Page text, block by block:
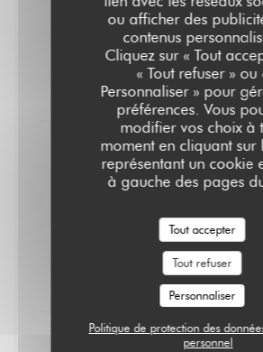
ou afficher des
contenus
Cliquez sur « Tout
« Tout refuser » ou
Personnaliser » pour
préférences. Vous
modifier vos choix à
moment en cliquant sur
représentant un cookie
à gauche des pages
Tout accepter
Tout refuser
Personnaliser
Politique de protection des
personnel
8,00 EUR
Crème brûlée
9,00 EUR
Pain perdu
Caramel au beurre salé &
Cheesecake
10,00 EUR
Coupe colonel à la